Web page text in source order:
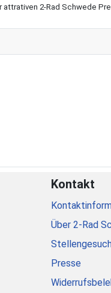
attrativen 2-Rad Schwede
Kontakt
Über 2-Rad
Presse